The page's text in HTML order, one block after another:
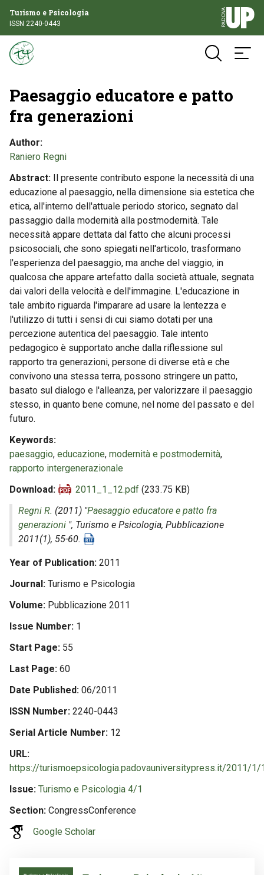
Turismo e Psicologia
ISSN 2240-0443
Paesaggio educatore e patto
fra generazioni
Author
Raniero Regni
Abstract Il presente contributo espone la necessità di una
educazione al paesaggio, nella dimensione sia estetica che
etica, all'interno dell'attuale periodo storico, segnato dal
passaggio dalla modernità alla postmodernità. Tale
necessità appare dettata dal fatto che alcuni processi
psicosociali, che sono spiegati nell'articolo, trasformano
l'esperienza del paesaggio, ma anche del viaggio, in
qualcosa che appare artefatto dalla società attuale, segnata
dai valori della velocità e dell'immagine. L'educazione in
tale ambito riguarda l'imparare ad usare la lentezza e
l'utilizzo di tutti i sensi di cui siamo dotati per una
percezione autentica del paesaggio. Tale intento
pedagogico è supportato anche dalla riflessione sul
rapporto tra generazioni, persone di diverse età e che
convivono una stessa terra, possono stringere un patto,
basato sul dialogo e l'alleanza, per valorizzare il paesaggio
stesso, in quanto bene comune, nel nome del passato e del
futuro.
Keywords
paesaggio, educazione, modernità e postmodernità,
rapporto intergenerazionale
Download
2011_1_12.pdf (233.75 KB)
Regni R. (2011) "Paesaggio educatore e patto fra
generazioni ", Turismo e Psicologia, Pubblicazione
2011(1), 55-60.
Year of Publication 2011
Journal Turismo e Psicologia
Volume Pubblicazione 2011
Issue Number 1
Start Page 55
Last Page 60
Date Published 06/2011
ISSN Number 2240-0443
Serial Article Number 12
URL
https://turismoepsicologia.padovauniversitypress.it/2011/1/
Issue Turismo e Psicologia 4/1
Section CongressConference
Google Scholar
Image